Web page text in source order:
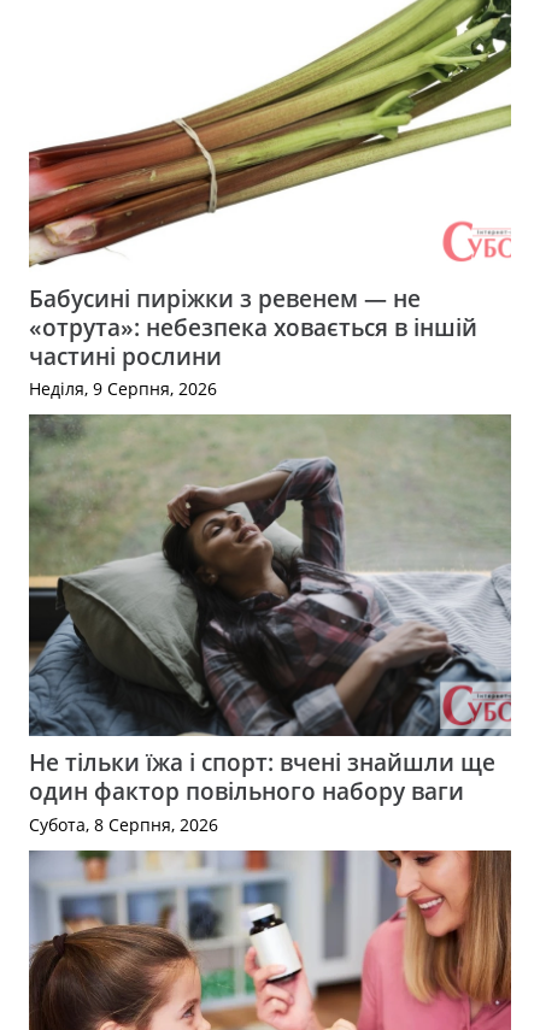
Бабусині пиріжки з ревенем — не
«отрута»: небезпека ховається в іншій
частині рослини
Неділя, 9 Серпня, 2026
Не тільки їжа і спорт: вчені знайшли ще
один фактор повільного набору ваги
Субота, 8 Серпня, 2026